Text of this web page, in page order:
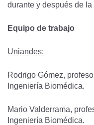
durante y después de
Equipo de trabajo
Uniandes:
Rodrigo Gómez,
Ingeniería Biomédica.
Mario Valderrama,
Ingeniería Biomédica.